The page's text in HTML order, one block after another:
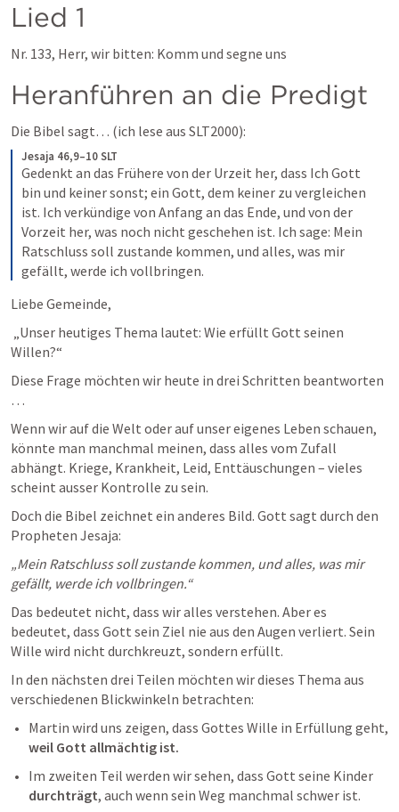
Lied 1
Nr. 133, Herr, wir bitten: Komm und segne uns
Heranführen an die Predigt
Die Bibel sagt… (ich lese aus SLT2000):
Jesaja 46,9–10 SLT
Gedenkt an das Frühere von der Urzeit her, dass Ich Gott
bin und keiner sonst; ein Gott, dem keiner zu vergleichen
ist. Ich verkündige von Anfang an das Ende, und von der
Vorzeit her, was noch nicht geschehen ist. Ich sage: Mein
Ratschluss soll zustande kommen, und alles, was mir
gefällt, werde ich vollbringen.
Liebe Gemeinde,
„Unser heutiges Thema lautet: Wie erfüllt Gott seinen
Willen?“
Diese Frage möchten wir heute in drei Schritten beantworten
…
Wenn wir auf die Welt oder auf unser eigenes Leben schauen,
könnte man manchmal meinen, dass alles vom Zufall
abhängt. Kriege, Krankheit, Leid, Enttäuschungen – vieles
scheint ausser Kontrolle zu sein.
Doch die Bibel zeichnet ein anderes Bild. Gott sagt durch den
Propheten Jesaja:
„Mein Ratschluss soll zustande kommen, und alles, was mir
gefällt, werde ich vollbringen.“
Das bedeutet nicht, dass wir alles verstehen. Aber es
bedeutet, dass Gott sein Ziel nie aus den Augen verliert. Sein
Wille wird nicht durchkreuzt, sondern erfüllt.
In den nächsten drei Teilen möchten wir dieses Thema aus
verschiedenen Blickwinkeln betrachten:
weil Gott allmächtig ist.
durchträgt, auch wenn sein Weg manchmal schwer ist.